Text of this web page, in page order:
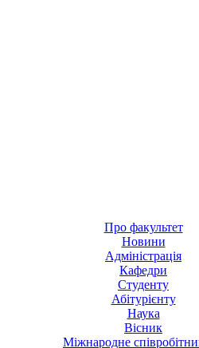
Про факультет
Новини
Адміністрація
Кафедри
Студенту
Абітурієнту
Наука
Вісник
Міжнародне